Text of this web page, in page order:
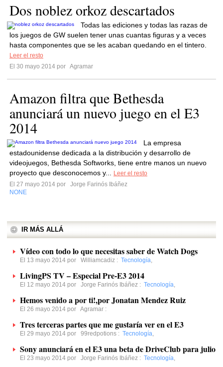
Dos noblez orkoz descartados
Todas las ediciones y todas las razas de
los juegos de GW suelen tener unas cuantas figuras y a veces
hasta componentes que se les acaban quedando en el tintero.
Leer el resto
El 30 mayo 2014 por Agramar
Amazon filtra que Bethesda
anunciará un nuevo juego en el E3
2014
La empresa
estadounidense dedicada a la distribución y desarrollo de
videojuegos, Bethesda Softworks, tiene entre manos un nuevo
proyecto que desconocemos y...
Leer el resto
El 27 mayo 2014 por
Jorge Farinós Ibáñez
NONE
IR MÁS ALLÁ
Vídeo con todo lo que necesitas saber de Watch Dogs
El 13 mayo 2014 por Williamcadiz : Tecnología,
LivingPS TV – Especial Pre-E3 2014
El 12 mayo 2014 por Jorge Farinós Ibáñez : Tecnología,
Hemos venido a por ti!,por Jonatan Mendez Ruiz
El 26 mayo 2014 por Agramar :
Tres terceras partes que me gustaría ver en el E3
El 29 mayo 2014 por 99redpotions : Tecnología,
Sony anunciará en el E3 una beta de DriveClub para julio
El 23 mayo 2014 por Jorge Farinós Ibáñez : Tecnología,